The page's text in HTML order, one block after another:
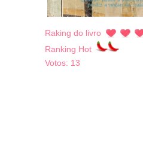
Raking do livro
Ranking Hot
Votos: 13